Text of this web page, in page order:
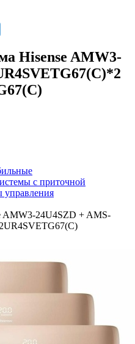
Hisense AMW3-
с приточной
управления
AMW3-24U4SZD + AMS-